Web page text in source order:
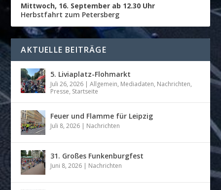
Mittwoch, 16. September ab 12.30 Uhr
Herbstfahrt zum Petersberg
AKTUELLE BEITRÄGE
5. Liviaplatz-Flohmarkt
Juli 26, 2026 |Allgemein, Mediadaten, Nachrichten,
Presse, Startseite
Feuer und Flamme für Leipzig
Juli 8, 2026 | Nachrichten
31. Großes Funkenburgfest
Juni 8, 2026 | Nachrichten